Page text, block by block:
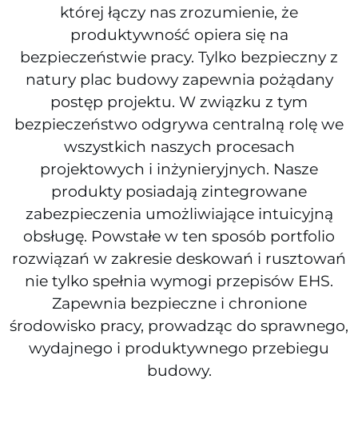
której łączy nas zrozumienie, że
produktywność opiera się na
bezpieczeństwie pracy. Tylko bezpieczny z
natury plac budowy zapewnia pożądany
postęp projektu. W związku z tym
bezpieczeństwo odgrywa centralną rolę we
wszystkich naszych procesach
projektowych i inżynieryjnych. Nasze
produkty posiadają zintegrowane
zabezpieczenia umożliwiające intuicyjną
obsługę. Powstałe w ten sposób portfolio
rozwiązań w zakresie deskowań i rusztowań
nie tylko spełnia wymogi przepisów EHS.
Zapewnia bezpieczne i chronione
środowisko pracy, prowadząc do sprawnego,
wydajnego i produktywnego przebiegu
budowy.